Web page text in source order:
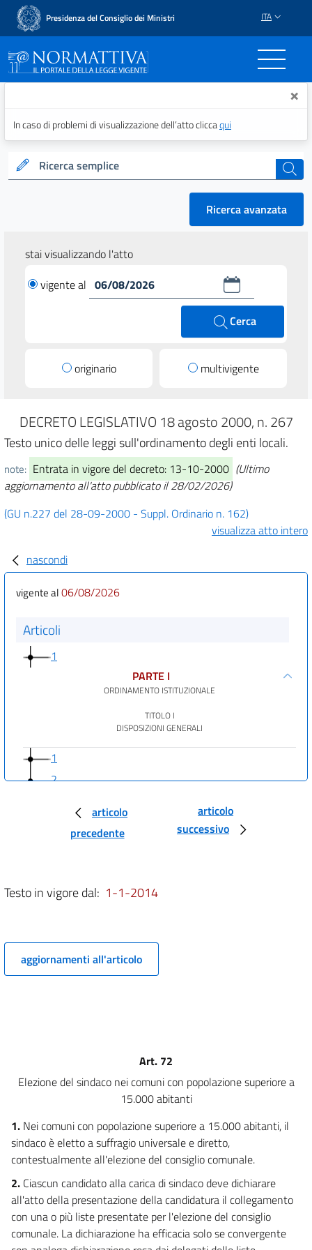
Presidenza del Consiglio dei Ministri ITA
Normattiva - Il portale ×
In caso di problemi di visualizzazione dell’atto cliccaqui
Ricerca semplice cerca
Ricerca avanzata
stai visualizzando l'atto
vigente al
Cerca
originario multivigente
DECRETO LEGISLATIVO 18 agosto 2000, n. 267
Testo unico delle leggi sull'ordinamento degli enti locali.
note: Entrata in vigore del decreto: 13-10-2000 (Ultimo
aggiornamento all'atto pubblicato il 28/02/2026)
(GU n.227 del 28-09-2000 - Suppl. Ordinario n. 162)
visualizza atto intero
nascondi
vigente al06/08/2026
Articoli
1
PARTE I
ORDINAMENTO ISTITUZIONALE
TITOLO I
DISPOSIZIONI GENERALI
1
2
7
9
10
CAPO I
Comune
14
15
17
18
CAPO II
articolo
precedente
articolo
successivo
Testo in vigore dal: 1-1-2014
aggiornamenti all'articolo
Art. 72
Elezione del sindaco nei comuni con popolazione superiore a
15.000 abitanti
1. Nei comuni con popolazione superiore a 15.000 abitanti, il
sindaco è eletto a suffragio universale e diretto,
contestualmente all'elezione del consiglio comunale.
2. Ciascun candidato alla carica di sindaco deve dichiarare
all'atto della presentazione della candidatura il collegamento
con una o più liste presentate per l'elezione del consiglio
comunale. La dichiarazione ha efficacia solo se convergente